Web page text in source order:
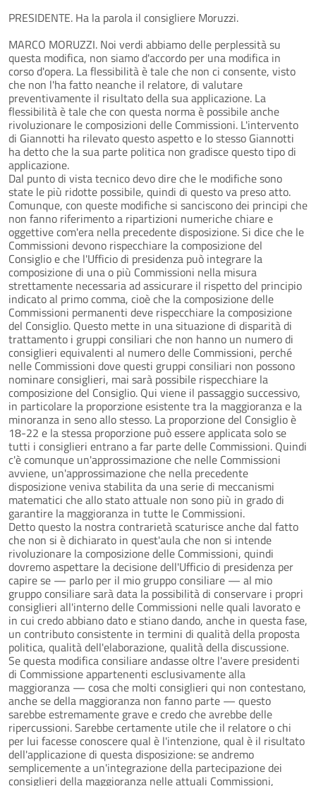
PRESIDENTE. Ha la parola il consigliere Moruzzi.
MARCO MORUZZI. Noi verdi abbiamo delle perplessità su
questa modifica, non siamo d'accordo per una modifica in
corso d'opera. La flessibilità è tale che non ci consente, visto
che non l'ha fatto neanche il relatore, di valutare
preventivamente il risultato della sua applicazione. La
flessibilità è tale che con questa norma è possibile anche
rivoluzionare le composizioni delle Commissioni. L'intervento
di Giannotti ha rilevato questo aspetto e lo stesso Giannotti
ha detto che la sua parte politica non gradisce questo tipo di
applicazione.
Dal punto di vista tecnico devo dire che le modifiche sono
state le più ridotte possibile, quindi di questo va preso atto.
Comunque, con queste modifiche si sanciscono dei principi che
non fanno riferimento a ripartizioni numeriche chiare e
oggettive com'era nella precedente disposizione. Si dice che le
Commissioni devono rispecchiare la composizione del
Consiglio e che l'Ufficio di presidenza può integrare la
composizione di una o più Commissioni nella misura
strettamente necessaria ad assicurare il rispetto del principio
indicato al primo comma, cioè che la composizione delle
Commissioni permanenti deve rispecchiare la composizione
del Consiglio. Questo mette in una situazione di disparità di
trattamento i gruppi consiliari che non hanno un numero di
consiglieri equivalenti al numero delle Commissioni, perché
nelle Commissioni dove questi gruppi consiliari non possono
nominare consiglieri, mai sarà possibile rispecchiare la
composizione del Consiglio. Qui viene il passaggio successivo,
in particolare la proporzione esistente tra la maggioranza e la
minoranza in seno allo stesso. La proporzione del Consiglio è
18-22 e la stessa proporzione può essere applicata solo se
tutti i consiglieri entrano a far parte delle Commissioni. Quindi
c'è comunque un'approssimazione che nelle Commissioni
avviene, un'approssimazione che nella precedente
disposizione veniva stabilita da una serie di meccanismi
matematici che allo stato attuale non sono più in grado di
garantire la maggioranza in tutte le Commissioni.
Detto questo la nostra contrarietà scaturisce anche dal fatto
che non si è dichiarato in quest'aula che non si intende
rivoluzionare la composizione delle Commissioni, quindi
dovremo aspettare la decisione dell'Ufficio di presidenza per
capire se — parlo per il mio gruppo consiliare — al mio
gruppo consiliare sarà data la possibilità di conservare i propri
consiglieri all'interno delle Commissioni nelle quali lavorato e
in cui credo abbiano dato e stiano dando, anche in questa fase,
un contributo consistente in termini di qualità della proposta
politica, qualità dell'elaborazione, qualità della discussione.
Se questa modifica consiliare andasse oltre l'avere presidenti
di Commissione appartenenti esclusivamente alla
maggioranza — cosa che molti consiglieri qui non contestano,
anche se della maggioranza non fanno parte — questo
sarebbe estremamente grave e credo che avrebbe delle
ripercussioni. Sarebbe certamente utile che il relatore o chi
per lui facesse conoscere qual è l'intenzione, qual è il risultato
dell'applicazione di questa disposizione: se andremo
semplicemente a un'integrazione della partecipazione dei
consiglieri della maggioranza nelle attuali Commissioni,